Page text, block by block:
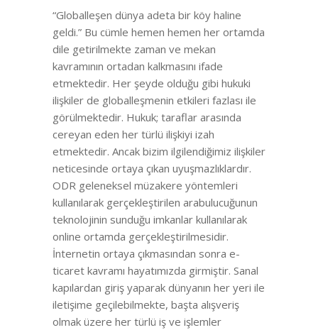
“Globalleşen dünya adeta bir köy haline
geldi.” Bu cümle hemen hemen her ortamda
dile getirilmekte zaman ve mekan
kavramının ortadan kalkmasını ifade
etmektedir. Her şeyde olduğu gibi hukuki
ilişkiler de globalleşmenin etkileri fazlası ile
görülmektedir. Hukuk; taraflar arasında
cereyan eden her türlü ilişkiyi izah
etmektedir. Ancak bizim ilgilendiğimiz ilişkiler
neticesinde ortaya çıkan uyuşmazlıklardır.
ODR geleneksel müzakere yöntemleri
kullanılarak gerçekleştirilen arabulucuğunun
teknolojinin sunduğu imkanlar kullanılarak
online ortamda gerçekleştirilmesidir.
İnternetin ortaya çıkmasından sonra e-
ticaret kavramı hayatımızda girmiştir. Sanal
kapılardan giriş yaparak dünyanın her yeri ile
iletişime geçilebilmekte, başta alışveriş
olmak üzere her türlü iş ve işlemler